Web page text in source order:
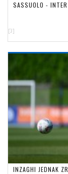
SASSUOLO -
[3]
INZAGHI JEDNAK